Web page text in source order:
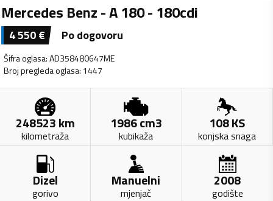
Mercedes Benz - A 180 - 180cdi
4 550€ Po dogovoru
Šifra oglasa:AD358480647ME
Broj pregleda oglasa: 1447
248523km
kilometraža
1986cm3
kubikaža
108KS
konjska snaga
Dizel
gorivo
Manuelni
mjenjač
2008
godište